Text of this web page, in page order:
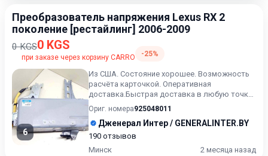
Преобразователь напряжения Lexus RX 2
поколение [рестайлинг] 2006-2009
0 KGS0 KGS
при заказе через корзину CARRO -25%
6
Из США. Состояние хорошее. Возможность
расчёта карточкой. Оперативная
доставка.Быстрая доставка в любую точку.
Возможность расчета карточкой...
Ориг. номера925048011
Дженерал Интер / GENERALINTER.BY
190 отзывов
Минск
2 месяца назад